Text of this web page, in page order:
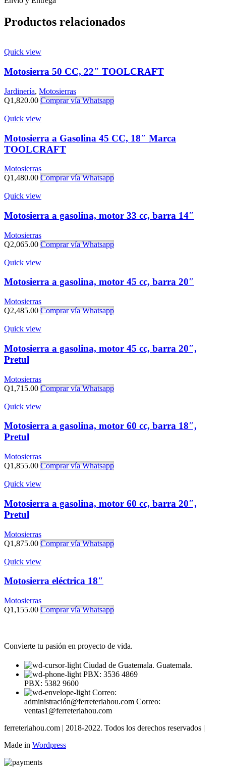
Productos relacionados
Quick view
Motosierra 50 CC, 22″ TOOLCRAFT
Jardinería, Motosierras
Q1,820.00 Comprar vía Whatsapp
Quick view
Motosierra a Gasolina 45 CC, 18″ Marca
TOOLCRAFT
Motosierras
Q1,480.00 Comprar vía Whatsapp
Quick view
Motosierra a gasolina, motor 33 cc, barra 14″
Motosierras
Q2,065.00 Comprar vía Whatsapp
Quick view
Motosierra a gasolina, motor 45 cc, barra 20″
Motosierras
Q2,485.00 Comprar vía Whatsapp
Quick view
Motosierra a gasolina, motor 45 cc, barra 20″,
Pretul
Motosierras
Q1,715.00 Comprar vía Whatsapp
Quick view
Motosierra a gasolina, motor 60 cc, barra 18″,
Pretul
Motosierras
Q1,855.00 Comprar vía Whatsapp
Quick view
Motosierra a gasolina, motor 60 cc, barra 20″,
Pretul
Motosierras
Q1,875.00 Comprar vía Whatsapp
Quick view
Motosierra eléctrica 18″
Motosierras
Q1,155.00 Comprar vía Whatsapp
Convierte tu pasión en proyecto de vida.
Ciudad de Guatemala. Guatemala.
PBX: 3536 4869
PBX: 5382 9600
Correo:
administración@ferreteriahou.com Correo:
ventas1@ferreteriahou.com
ferreteriahou.com | 2018-2022. Todos los derechos reservados |
Made in Wordpress